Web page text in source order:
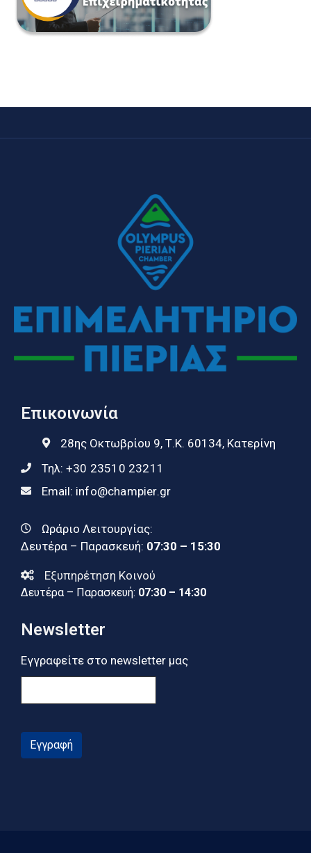
Επικοινωνία
28ης Οκτωβρίου 9, Τ.Κ. 60134, Κατερίνη
Τηλ: +30 23510 23211
Email: info@champier.gr
Ωράριο Λειτουργίας:
Δευτέρα – Παρασκευή: 07:30 – 15:30
Εξυπηρέτηση Κοινού
Δευτέρα – Παρασκευή: 07:30 – 14:30
Newsletter
Εγγραφείτε στο newsletter μας
Εγγραφή